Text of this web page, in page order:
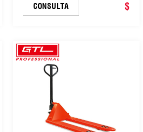
(45110216)
CONSULTA $